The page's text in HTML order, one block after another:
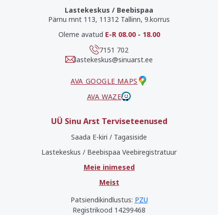
Lastekeskus / Beebispaa
Pärnu mnt 113, 11312 Tallinn, 9.korrus
Oleme avatud E-R 08.00 - 18.00
7151 702
lastekeskus@sinuarst.ee
AVA GOOGLE MAPS
AVA WAZE
UÜ Sinu Arst Terviseteenused
Saada E-kiri / Tagasiside
Lastekeskus / Beebispaa Veebiregistratuur
Meie inimesed
Meist
Patsiendikindlustus: PZU
Registrikood 14299468